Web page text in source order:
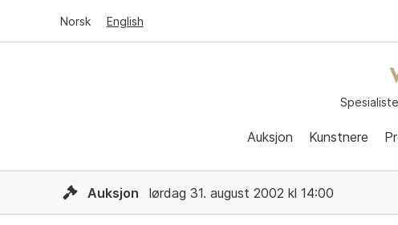
Norsk English
Auksjon Kunstnere
Auksjon lørdag 31. august 2002 kl 14:00